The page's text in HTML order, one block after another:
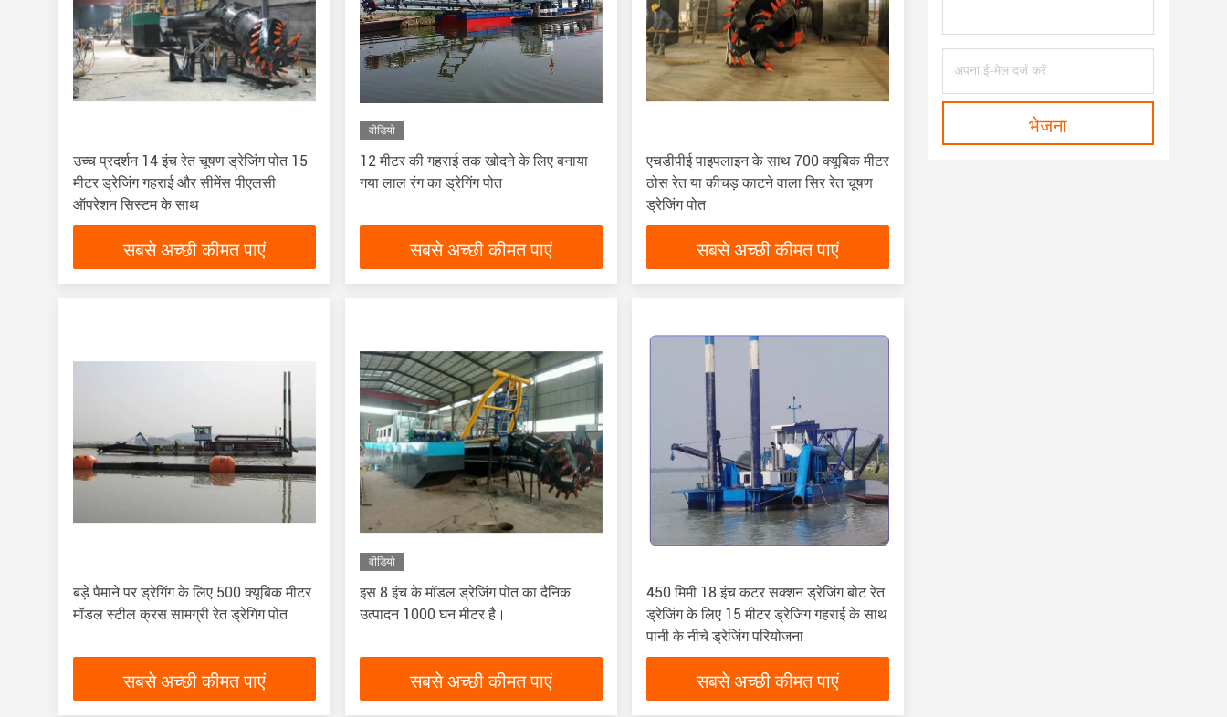
उच्च प्रदर्शन 14 इंच रेत चूषण ड्रेजिंग पोत 15
मीटर ड्रेजिंग गहराई और सीमेंस पीएलसी
ऑपरेशन सिस्टम के साथ
सबसे अच्छी कीमत पाएं
वीडियो
12 मीटर की गहराई तक खोदने के लिए बनाया
गया लाल रंग का ड्रेगिंग पोत
सबसे अच्छी कीमत पाएं
एचडीपीई पाइपलाइन के साथ 700 क्यूबिक मीटर
ठोस रेत या कीचड़ काटने वाला सिर रेत चूषण
ड्रेजिंग पोत
सबसे अच्छी कीमत पाएं
बड़े पैमाने पर ड्रेगिंग के लिए 500 क्यूबिक मीटर
मॉडल स्टील क्रस सामग्री रेत ड्रेगिंग पोत
सबसे अच्छी कीमत पाएं
वीडियो
इस 8 इंच के मॉडल ड्रेजिंग पोत का दैनिक
उत्पादन 1000 घन मीटर है।
सबसे अच्छी कीमत पाएं
450 मिमी 18 इंच कटर सक्शन ड्रेजिंग बोट रेत
ड्रेजिंग के लिए 15 मीटर ड्रेजिंग गहराई के साथ
पानी के नीचे ड्रेजिंग परियोजना
सबसे अच्छी कीमत पाएं
भेजना